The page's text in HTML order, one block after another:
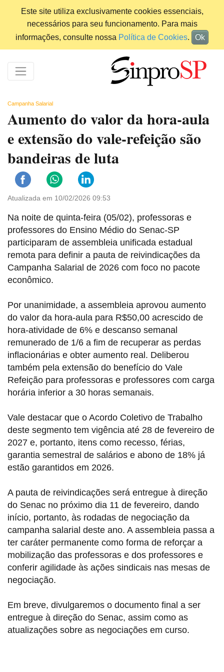
Este site utiliza exclusivamente cookies essenciais,
necessários para seu funcionamento. Para mais
informações, consulte nossa Política de Cookies. Ok
Campanha Salarial
Aumento do valor da hora-aula
e extensão do vale-refeição são
bandeiras de luta
Atualizada em 10/02/2026 09:53
Na noite de quinta-feira (05/02), professoras e
professores do Ensino Médio do Senac-SP
participaram de assembleia unificada estadual
remota para definir a pauta de reivindicações da
Campanha Salarial de 2026 com foco no pacote
econômico.
Por unanimidade, a assembleia aprovou aumento
do valor da hora-aula para R$50,00 acrescido de
hora-atividade de 6% e descanso semanal
remunerado de 1/6 a fim de recuperar as perdas
inflacionárias e obter aumento real. Deliberou
também pela extensão do benefício do Vale
Refeição para professoras e professores com carga
horária inferior a 30 horas semanais.
Vale destacar que o Acordo Coletivo de Trabalho
deste segmento tem vigência até 28 de fevereiro de
2027 e, portanto, itens como recesso, férias,
garantia semestral de salários e abono de 18% já
estão garantidos em 2026.
A pauta de reivindicações será entregue à direção
do Senac no próximo dia 11 de fevereiro, dando
início, portanto, às rodadas de negociação da
campanha salarial deste ano. A assembleia passa a
ter caráter permanente como forma de reforçar a
mobilização das professoras e dos professores e
conferir agilidade às ações sindicais nas mesas de
negociação.
Em breve, divulgaremos o documento final a ser
entregue à direção do Senac, assim como as
atualizações sobre as negociações em curso.